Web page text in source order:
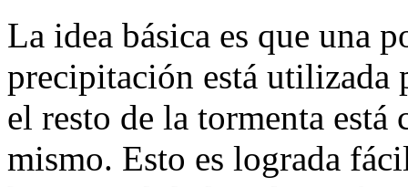
La idea básica es que una
precipitación está utilizada
el resto de la tormenta
mismo. Esto es lograda